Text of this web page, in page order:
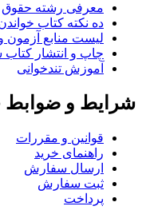
معرفی رشته حقوق
ده نکته کتاب
لیست منابع آزمون
چاپ و انتشار کتاب
آموزش تندخوانی
شرایط و ضوابط
قوانین و مقررات
راهنمای خرید
ارسال سفارش
ثبت سفارش
پرداخت